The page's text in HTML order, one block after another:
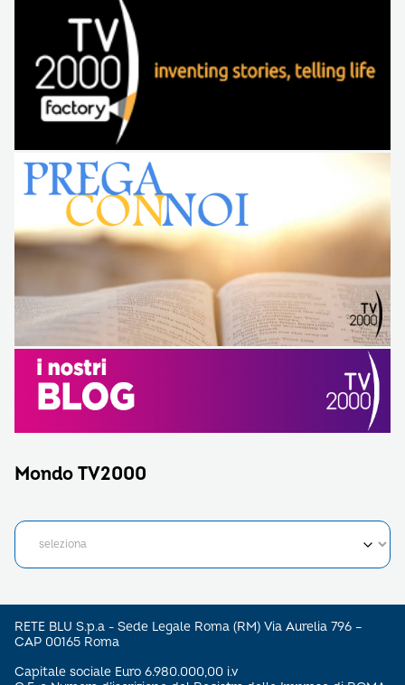
Mondo TV2000
RETE BLU S.p.a - Sede Legale Roma (RM) Via Aurelia 796 –
CAP 00165 Roma
Capitale sociale Euro 6.980.000,00 i.v